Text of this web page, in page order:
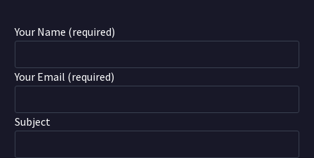
Your Name (required)
Your Email (required)
Subject